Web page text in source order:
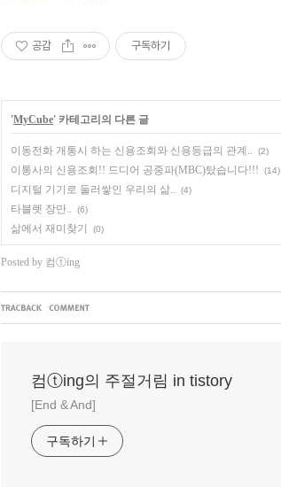
공감 구독하기
'MyCube' 카테고리의 다른 글
이동전화 개통시 하는 신용조회와 신용등급의 관계.. (2)
이통사의 신용조회!! 드디어 공중파(MBC)탔습니다!!! (14)
디지털 기기로 둘러쌓인 우리의 삶.. (4)
타블렛 장만.. (6)
삶에서 재미찾기 (0)
Posted by 컴ⓣing
컴ⓣing의 주절거림 in tistory
[End & And]
구독하기